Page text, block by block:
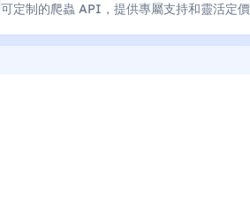
可定制的爬蟲 API，提供專屬支持和靈活定價